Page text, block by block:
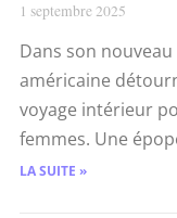
1 septembre 2025
Dans son
américaine
voyage intérieur
femmes. Une
LA SUITE »